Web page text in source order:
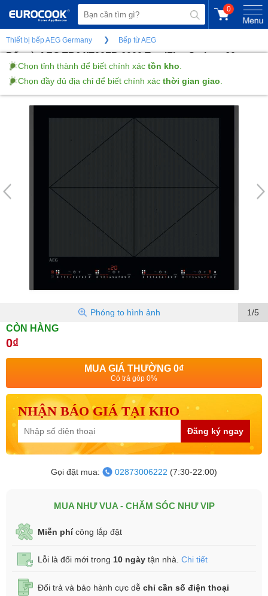
0
Chọn tỉnh thành để biết chính xác tồn kho
Chọn đầy đủ địa chỉ để biết chính xác thời gian giao
Thiết bị bếp AEG Germany Bếp từ AEG
Bếp từ AEG TR64IT00FB 6000 TotalFlex Series - 60cm
(Gửi đánh giá)
1/5
Phóng to hình ảnh
CÒN HÀNG
0₫
MUA GIÁ THƯỜNG 0₫
Có trả góp 0%
NHẬN BÁO GIÁ TẠI KHO
Đăng ký ngay
Gọi đặt mua: 02873006222 (7:30-22:00)
MUA NHƯ VUA - CHĂM SÓC NHƯ VIP
Miễn phícông lắp đặt
Lỗi là đổi mới trong 10 ngày tận nhà. Chi tiết
Đổi trả và bảo hành cực dễ chỉ cần số điện thoại